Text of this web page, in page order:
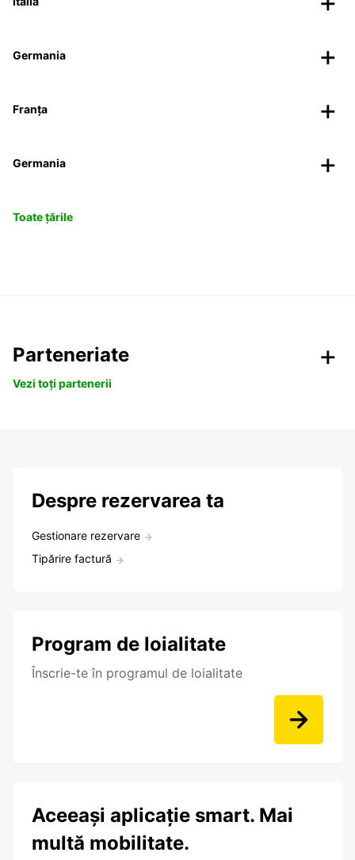
Germania
Franța
Germania
Toate țările
Parteneriate
Vezi toți partenerii
Despre rezervarea ta
Gestionare rezervare
Tipărire factură
Program de loialitate
Înscrie-te în programul de loialitate
Aceeași aplicație smart. Mai
multă mobilitate.